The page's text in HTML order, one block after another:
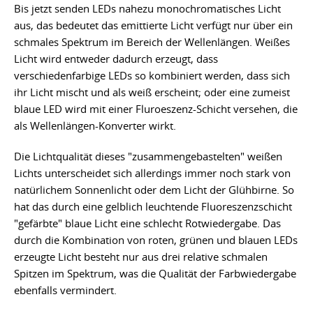
Bis jetzt senden LEDs nahezu monochromatisches Licht
aus, das bedeutet das emittierte Licht verfügt nur über ein
schmales Spektrum im Bereich der Wellenlängen. Weißes
Licht wird entweder dadurch erzeugt, dass
verschiedenfarbige LEDs so kombiniert werden, dass sich
ihr Licht mischt und als weiß erscheint; oder eine zumeist
blaue LED wird mit einer Fluroeszenz-Schicht versehen, die
als Wellenlängen-Konverter wirkt.
Die Lichtqualität dieses "zusammengebastelten" weißen
Lichts unterscheidet sich allerdings immer noch stark von
natürlichem Sonnenlicht oder dem Licht der Glühbirne. So
hat das durch eine gelblich leuchtende Fluoreszenzschicht
"gefärbte" blaue Licht eine schlecht Rotwiedergabe. Das
durch die Kombination von roten, grünen und blauen LEDs
erzeugte Licht besteht nur aus drei relative schmalen
Spitzen im Spektrum, was die Qualität der Farbwiedergabe
ebenfalls vermindert.